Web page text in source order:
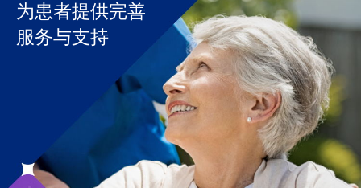
为患者提供完善
服务与支持